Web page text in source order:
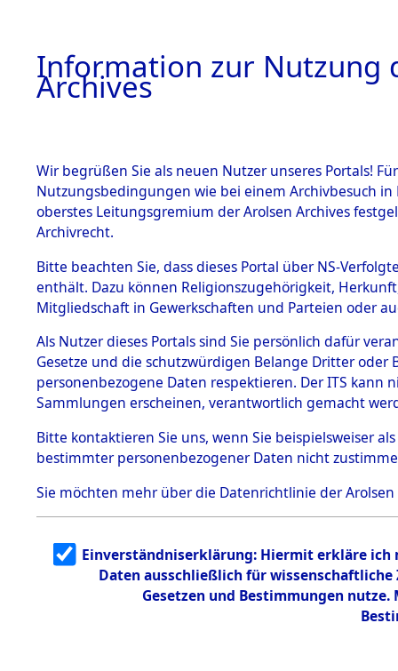
BESTÄNDE
1.
mente
5. Verschiedenes
5.3
Todesmärsche
5.3.1 Alliierte
Erhebungen
zu
Todesmärsch
en
5.3.2
g
5.3.3
Todesmärsch
Information zur Nutzung
Archives
Wir begrüßen Sie als neuen Nutzer unseres Portals!
Nutzungsbedingungen wie bei einem Archivbesuch
oberstes Leitungsgremium der Arolsen Archives
Archivrecht.
Bitte beachten Sie, dass dieses Portal über NS-
enthält. Dazu können Religionszugehörigkeit,
Mitgliedschaft in Gewerkschaften und Parteien oder
Als Nutzer dieses Portals sind Sie persönlich dafür
Gesetze und die schutzwürdigen Belange Dritter
personenbezogene Daten respektieren. Der ITS
Sammlungen erscheinen, verantwortlich gemacht
Bitte kontaktieren Sie uns, wenn Sie beispielsweiser
bestimmter personenbezogener Daten nicht
Sie möchten mehr über die Datenrichtlinie der Arolsen
Einverständniserklärung: Hiermit erkläre ich
Daten ausschließlich für
Gesetzen und Bestimmungen